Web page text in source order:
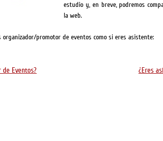
estudio y, en breve, podremos
la web.
promotor de eventos como si eres asistente:
Eventos? ¿Eres